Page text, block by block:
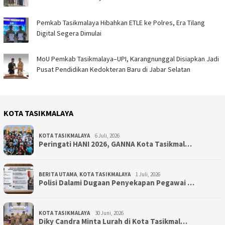
Pemkab Tasikmalaya Hibahkan ETLE ke Polres, Era Tilang
Digital Segera Dimulai
MoU Pemkab Tasikmalaya–UPI, Karangnunggal Disiapkan Jadi
Pusat Pendidikan Kedokteran Baru di Jabar Selatan
KOTA TASIKMALAYA
KOTA TASIKMALAYA 6 Juli, 2026
Peringati HANI 2026, GANNA Kota Tasikmal…
BERITA UTAMA KOTA TASIKMALAYA 1 Juli, 2026
Polisi Dalami Dugaan Penyekapan Pegawai …
KOTA TASIKMALAYA 30 Juni, 2026
Diky Candra Minta Lurah di Kota Tasikmal…